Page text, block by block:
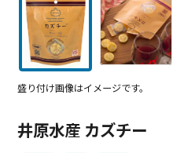
盛り付け画像はイメージです。
井原水産 カズチー